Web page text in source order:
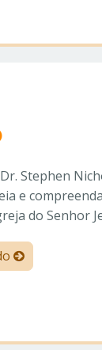
Stephen
e
do Senhor